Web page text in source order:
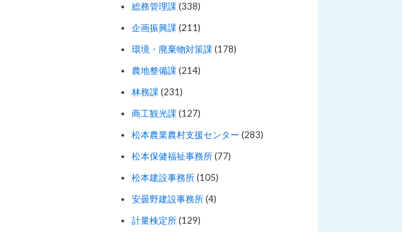
総務管理課(338)
企画振興課(211)
環境・廃棄物対策課(178)
農地整備課(214)
林務課(231)
商工観光課(127)
松本農業農村支援センター (283)
松本保健福祉事務所(77)
松本建設事務所(105)
安曇野建設事務所(4)
計量検定所(129)